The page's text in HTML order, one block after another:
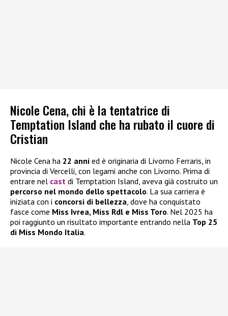
Nicole Cena, chi è la tentatrice di
Temptation Island che ha rubato il cuore di
Cristian
Nicole Cena ha 22 anni ed è originaria di Livorno Ferraris, in
provincia di Vercelli, con legami anche con Livorno. Prima di
entrare nel cast di Temptation Island, aveva già costruito un
percorso nel mondo dello spettacolo. La sua carriera è
iniziata con i concorsi di bellezza , dove ha conquistato
fasce come Miss Ivrea, Miss Rdl e Miss Toro. Nel 2025 ha
poi raggiunto un risultato importante entrando nella Top 25
di Miss Mondo Italia.